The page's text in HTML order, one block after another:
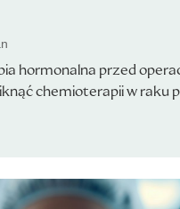
hormonalna przed
chemioterapii w raku